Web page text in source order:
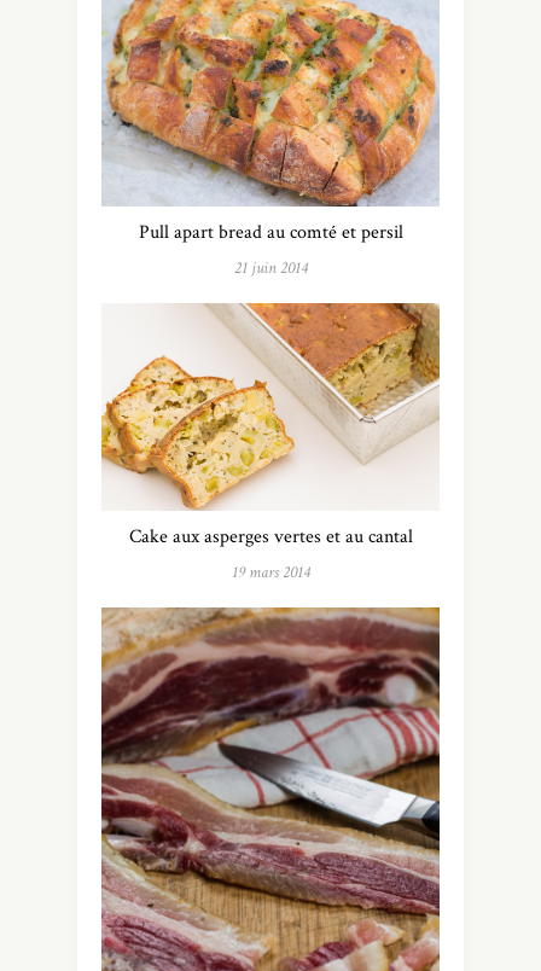
Pull apart bread au comté et persil
21 juin 2014
Cake aux asperges vertes et au cantal
19 mars 2014